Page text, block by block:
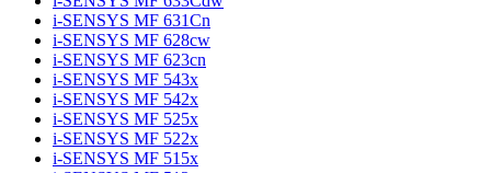
i-SENSYS MF 631Cn
i-SENSYS MF 628cw
i-SENSYS MF 623cn
i-SENSYS MF 543x
i-SENSYS MF 542x
i-SENSYS MF 525x
i-SENSYS MF 522x
i-SENSYS MF 515x